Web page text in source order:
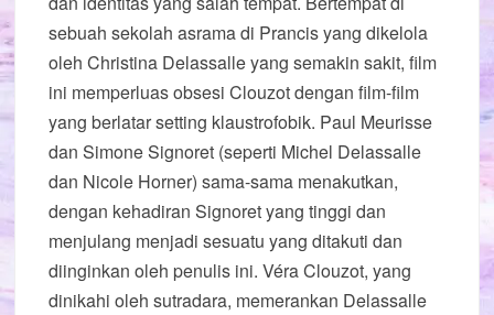
sebuah sekolah asrama di Prancis yang dikelola
oleh Christina Delassalle yang semakin sakit, film
ini memperluas obsesi Clouzot dengan film-film
yang berlatar setting klaustrofobik. Paul Meurisse
dan Simone Signoret (seperti Michel Delassalle
dan Nicole Horner) sama-sama menakutkan,
dengan kehadiran Signoret yang tinggi dan
menjulang menjadi sesuatu yang ditakuti dan
diinginkan oleh penulis ini. Véra Clouzot, yang
dinikahi oleh sutradara, memerankan Delassalle